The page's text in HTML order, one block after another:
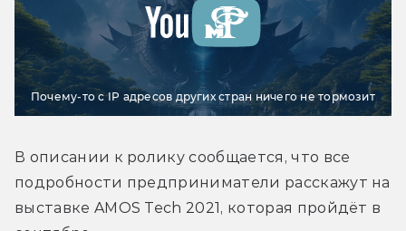
Почему-то с IP адресов других стран ничего не тормозит
В описании к ролику сообщается, что все
подробности предприниматели расскажут на
выставке AMOS Tech 2021, которая пройдёт в